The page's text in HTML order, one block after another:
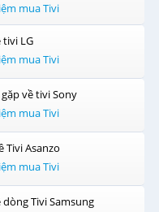
mua Tivi
LG
mua Tivi
về tivi Sony
mua Tivi
Tivi Asanzo
mua Tivi
Tivi Samsung